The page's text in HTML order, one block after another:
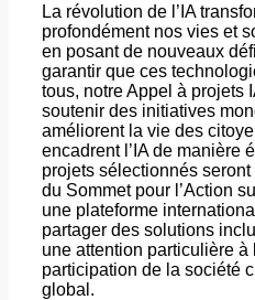
La révolution de l’IA
profondément nos vies et
en posant de nouveaux
garantir que ces
tous, notre Appel à projets
soutenir des initiatives
améliorent la vie des
encadrent l’IA de manière
projets sélectionnés
du Sommet pour l’Action
une plateforme
partager des solutions
une attention particulière à
participation de la société
global.